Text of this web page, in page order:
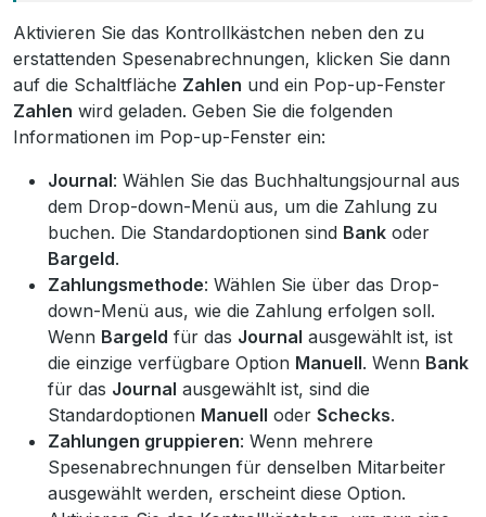
Aktivieren Sie das Kontrollkästchen neben den zu
erstattenden Spesenabrechnungen, klicken Sie dann
auf die Schaltfläche Zahlen und ein Pop-up-Fenster
Zahlen wird geladen. Geben Sie die folgenden
Informationen im Pop-up-Fenster ein:
Journal: Wählen Sie das Buchhaltungsjournal aus
dem Drop-down-Menü aus, um die Zahlung zu
buchen. Die Standardoptionen sind Bank oder
Bargeld.
Zahlungsmethode: Wählen Sie über das Drop-
down-Menü aus, wie die Zahlung erfolgen soll.
Wenn Bargeld für das Journal ausgewählt ist, ist
die einzige verfügbare Option Manuell. Wenn Bank
für das Journal ausgewählt ist, sind die
Standardoptionen Manuell oder Schecks.
Zahlungen gruppieren: Wenn mehrere
Spesenabrechnungen für denselben Mitarbeiter
ausgewählt werden, erscheint diese Option.